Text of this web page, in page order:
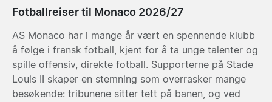
Fotballreiser til Monaco 2026/27
AS Monaco har i mange år vært en spennende klubb
å følge i fransk fotball, kjent for å ta unge talenter og
spille offensiv, direkte fotball. Supporterne på Stade
Louis II skaper en stemning som overrasker mange
besøkende: tribunene sitter tett på banen, og ved